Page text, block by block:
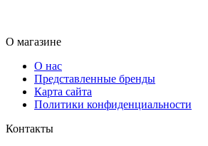
О магазине
О нас
Представленные бренды
Карта сайта
Политики конфиденциальности
Контакты